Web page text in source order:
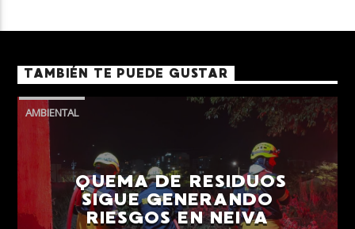
TAMBIÉN TE PUEDE GUSTAR
AMBIENTAL
QUEMA DE RESIDUOS
SIGUE GENERANDO
RIESGOS EN NEIVA